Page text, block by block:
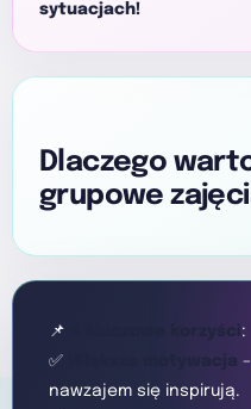
sytuacjach!
Dlaczego
grupowe
📌 4 kluczowe korzyści :
✅
Większa motywacja
nawzajem się inspirują.